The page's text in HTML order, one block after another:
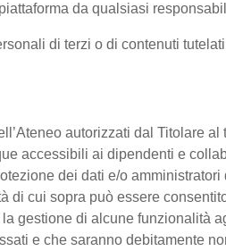
da qualsiasi
di terzi o di contenuti
autorizzati dal Titolare
accessibili ai dipendenti e
dei dati e/o
di cui sopra può essere
gestione di alcune funzionalità
e che saranno debitamente